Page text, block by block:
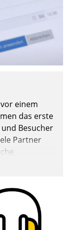
einem
das erste
Besucher
Partner